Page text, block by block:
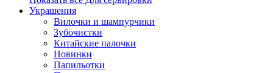
Украшения
Вилочки и шампурчики
Зубочистки
Китайские палочки
Новинки
Папильотки